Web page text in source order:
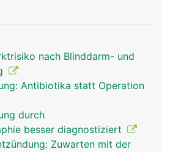
nach Blinddarm- und
Antibiotika statt Operation
durch
besser diagnostiziert
Zuwarten mit der